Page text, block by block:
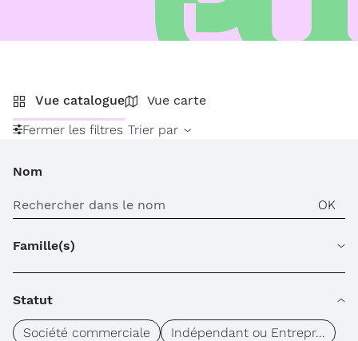
Vue catalogue
Vue carte
Fermer les filtres Trier par
Nom
Famille(s)
Statut
Société commerciale
Indépendant ou Entrepr...